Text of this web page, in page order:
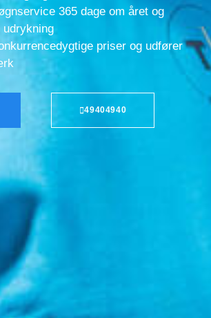
365 dage om året og
priser og udfører
49404940